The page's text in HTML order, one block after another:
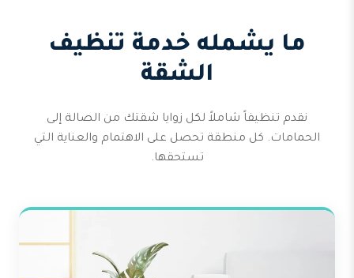
ما يشمله خدمة تنظيف
الشقة
نقدم تنظيفاً شاملاً لكل زوايا شقتك من الصالة إلى
الحمامات. كل منطقة تحصل على الاهتمام والعناية التي
تستحقها.